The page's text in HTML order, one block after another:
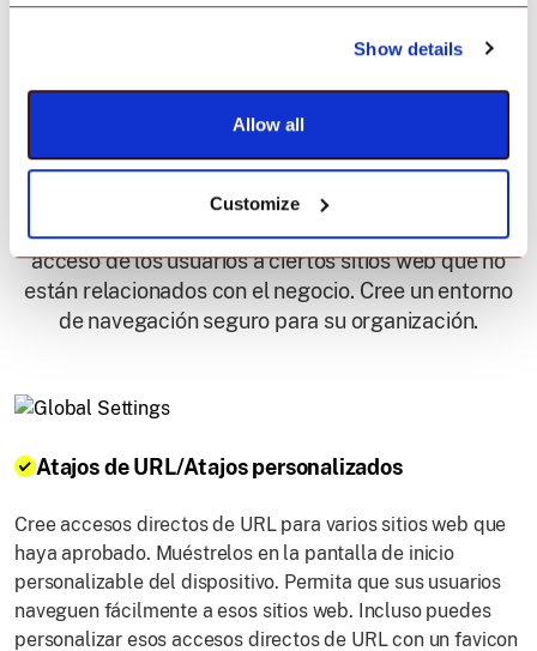
Show details
Allow all
Customize
Capacidades del
navegador de
quiosco de Android
El navegador de quiosco Scalefusion restringe el
acceso de los usuarios a ciertos sitios web que no
están relacionados con el negocio. Cree un entorno
de navegación seguro para su organización.
Atajos de URL/Atajos personalizados
Cree accesos directos de URL para varios sitios web que
haya aprobado. Muéstrelos en la pantalla de inicio
personalizable del dispositivo. Permita que sus usuarios
naveguen fácilmente a esos sitios web. Incluso puedes
personalizar esos accesos directos de URL con un favicon